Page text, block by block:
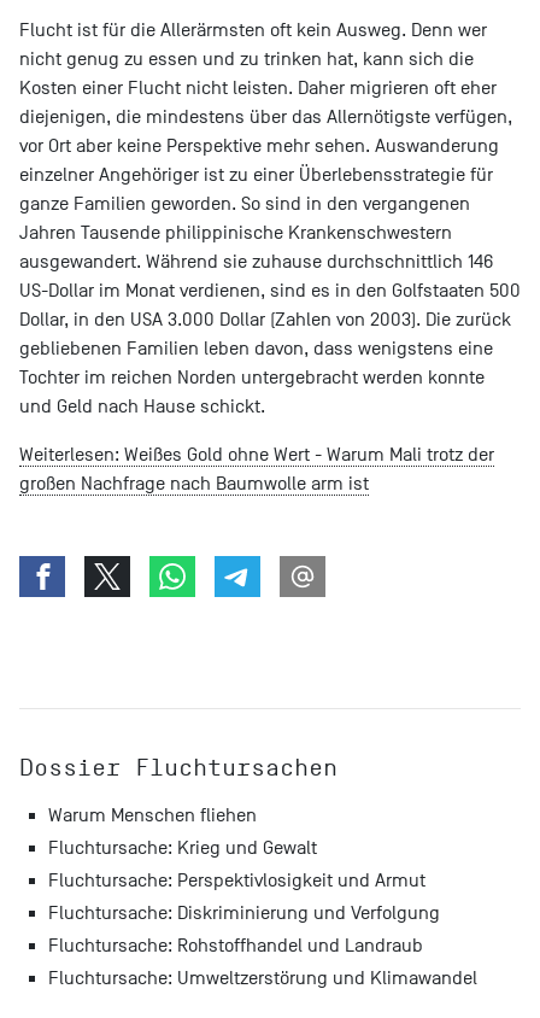
Flucht ist für die Allerärmsten oft kein Ausweg. Denn wer
nicht genug zu essen und zu trinken hat, kann sich die
Kosten einer Flucht nicht leisten. Daher migrieren oft eher
diejenigen, die mindestens über das Allernötigste verfügen,
vor Ort aber keine Perspektive mehr sehen. Auswanderung
einzelner Angehöriger ist zu einer Überlebensstrategie für
ganze Familien geworden. So sind in den vergangenen
Jahren Tausende philippinische Krankenschwestern
ausgewandert. Während sie zuhause durchschnittlich 146
US-Dollar im Monat verdienen, sind es in den Golfstaaten 500
Dollar, in den USA 3.000 Dollar (Zahlen von 2003). Die zurück
gebliebenen Familien leben davon, dass wenigstens eine
Tochter im reichen Norden untergebracht werden konnte
und Geld nach Hause schickt.
Weiterlesen: Weißes Gold ohne Wert - Warum Mali trotz der
großen Nachfrage nach Baumwolle arm ist
Dossier Fluchtursachen
Warum Menschen fliehen
Fluchtursache: Krieg und Gewalt
Fluchtursache: Perspektivlosigkeit und Armut
Fluchtursache: Diskriminierung und Verfolgung
Fluchtursache: Rohstoffhandel und Landraub
Fluchtursache: Umweltzerstörung und Klimawandel